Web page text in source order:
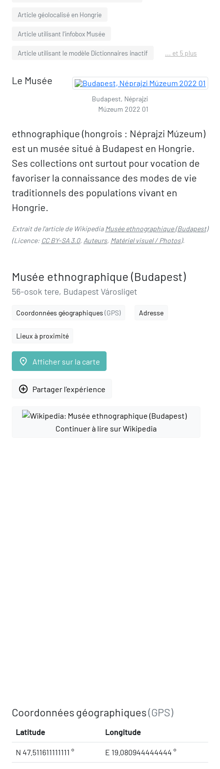
Article géolocalisé en Hongrie
Article utilisant l'infobox Musée
Article utilisant le modèle Dictionnaires inactif ... et 5 plus
Budapest, Néprajzi
Múzeum 2022 01
Le Musée
ethnographique (hongrois : Néprajzi Múzeum)
est un musée situé à Budapest en Hongrie.
Ses collections ont surtout pour vocation de
favoriser la connaissance des modes de vie
traditionnels des populations vivant en
Hongrie.
Extrait de l'article de WikipediaMusée ethnographique (Budapest)
(Licence: CC BY-SA 3.0, Auteurs, Matériel visuel / Photos).
Musée ethnographique (Budapest)
56-osok tere, Budapest Városliget
Coordonnées géographiques (GPS) Adresse
Lieux à proximité
place Afficher sur la carte
add_circle_outline Partager l'expérience
Continuer à lire sur Wikipedia
Coordonnées géographiques(GPS)
Latitude Longitude
N 47.511611111111 ° E 19.080944444444 °